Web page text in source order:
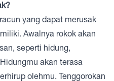
yang dapat merusak
Awalnya rokok akan
seperti hidung,
akan terasa
olehmu. Tenggorokan